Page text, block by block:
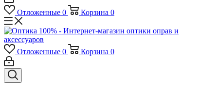
Отложенные 0 Корзина 0
Отложенные 0 Корзина 0